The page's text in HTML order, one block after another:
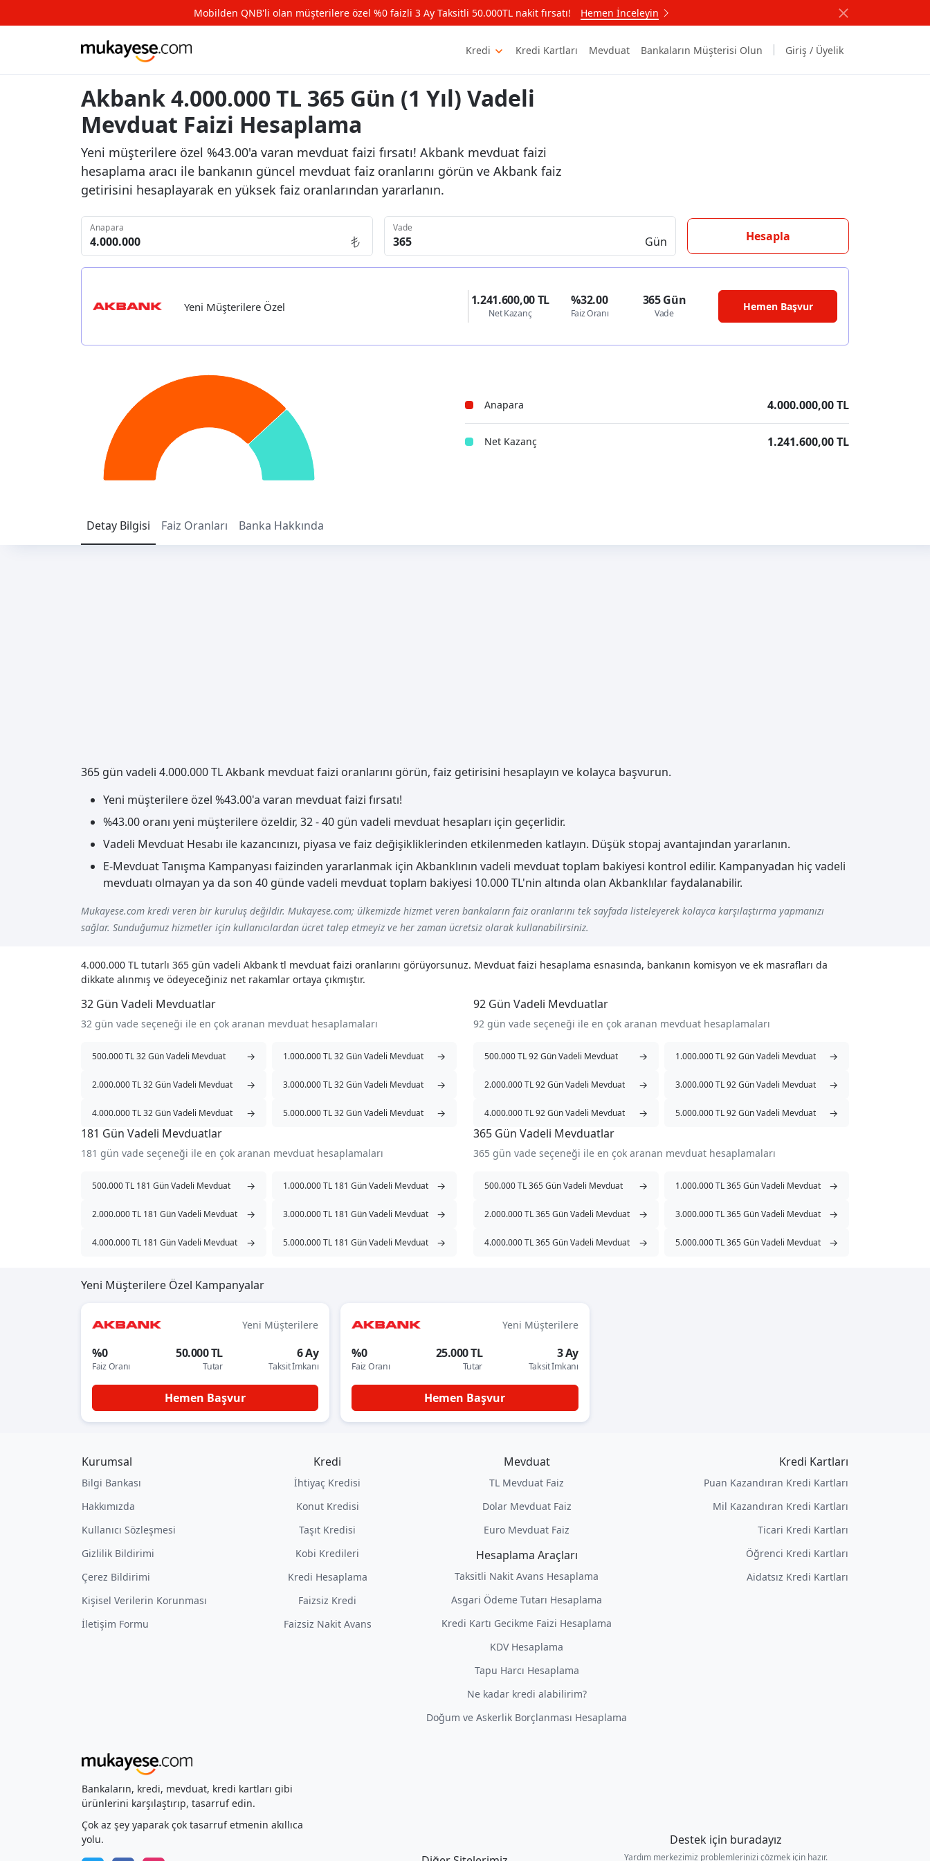
Mobilden QNB'li olan müşterilere özel %0 faizli 3 Ay Taksitli 50.000TL nakit fırsatı! Hemen İnceleyin
Kredi Kredi Kartları Mevduat Bankaların Müşterisi Olun Giriş / Üyelik
Akbank 4.000.000 TL 365 Gün (1 Yıl) Vadeli
Mevduat Faizi Hesaplama
Yeni müşterilere özel %43.00'a varan mevduat faizi fırsatı! Akbank mevduat faizi
hesaplama aracı ile bankanın güncel mevduat faiz oranlarını görün ve Akbank faiz
getirisini hesaplayarak en yüksek faiz oranlarından yararlanın.
Anapara Vade
Gün Hesapla
Yeni Müşterilere Özel 1.241.600,00 TL
Net Kazanç
%32.00
Faiz Oranı
365 Gün
Vade Hemen Başvur
Anapara 4.000.000,00 TL
Net Kazanç 1.241.600,00 TL
Detay Bilgisi Faiz Oranları Banka Hakkında
365 gün vadeli 4.000.000 TL Akbank mevduat faizi oranlarını görün, faiz getirisini hesaplayın ve kolayca başvurun.
Yeni müşterilere özel %43.00'a varan mevduat faizi fırsatı!
%43.00 oranı yeni müşterilere özeldir, 32 - 40 gün vadeli mevduat hesapları için geçerlidir.
Vadeli Mevduat Hesabı ile kazancınızı, piyasa ve faiz değişikliklerinden etkilenmeden katlayın. Düşük stopaj avantajından yararlanın.
E-Mevduat Tanışma Kampanyası faizinden yararlanmak için Akbanklının vadeli mevduat toplam bakiyesi kontrol edilir. Kampanyadan hiç vadeli
mevduatı olmayan ya da son 40 günde vadeli mevduat toplam bakiyesi 10.000 TL'nin altında olan Akbanklılar faydalanabilir.
Mukayese.com kredi veren bir kuruluş değildir. Mukayese.com; ülkemizde hizmet veren bankaların faiz oranlarını tek sayfada listeleyerek kolayca karşılaştırma yapmanızı
sağlar. Sunduğumuz hizmetler için kullanıcılardan ücret talep etmeyiz ve her zaman ücretsiz olarak kullanabilirsiniz.
4.000.000 TL tutarlı 365 gün vadeli Akbank tl mevduat faizi oranlarını görüyorsunuz. Mevduat faizi hesaplama esnasında, bankanın komisyon ve ek masrafları da
dikkate alınmış ve ödeyeceğiniz net rakamlar ortaya çıkmıştır.
32 Gün Vadeli Mevduatlar
32 gün vade seçeneği ile en çok aranan mevduat hesaplamaları
500.000 TL 32 Gün Vadeli Mevduat → 1.000.000 TL 32 Gün Vadeli Mevduat →
2.000.000 TL 32 Gün Vadeli Mevduat → 3.000.000 TL 32 Gün Vadeli Mevduat →
4.000.000 TL 32 Gün Vadeli Mevduat → 5.000.000 TL 32 Gün Vadeli Mevduat →
92 Gün Vadeli Mevduatlar
92 gün vade seçeneği ile en çok aranan mevduat hesaplamaları
500.000 TL 92 Gün Vadeli Mevduat → 1.000.000 TL 92 Gün Vadeli Mevduat →
2.000.000 TL 92 Gün Vadeli Mevduat → 3.000.000 TL 92 Gün Vadeli Mevduat →
4.000.000 TL 92 Gün Vadeli Mevduat → 5.000.000 TL 92 Gün Vadeli Mevduat →
181 Gün Vadeli Mevduatlar
181 gün vade seçeneği ile en çok aranan mevduat hesaplamaları
500.000 TL 181 Gün Vadeli Mevduat → 1.000.000 TL 181 Gün Vadeli Mevduat →
2.000.000 TL 181 Gün Vadeli Mevduat → 3.000.000 TL 181 Gün Vadeli Mevduat →
4.000.000 TL 181 Gün Vadeli Mevduat → 5.000.000 TL 181 Gün Vadeli Mevduat →
365 Gün Vadeli Mevduatlar
365 gün vade seçeneği ile en çok aranan mevduat hesaplamaları
500.000 TL 365 Gün Vadeli Mevduat → 1.000.000 TL 365 Gün Vadeli Mevduat →
2.000.000 TL 365 Gün Vadeli Mevduat → 3.000.000 TL 365 Gün Vadeli Mevduat →
4.000.000 TL 365 Gün Vadeli Mevduat → 5.000.000 TL 365 Gün Vadeli Mevduat →
Yeni Müşterilere Özel Kampanyalar
Yeni Müşterilere
%0
Faiz Oranı
50.000 TL
Tutar
6 Ay
Taksit İmkanı
Hemen Başvur
Yeni Müşterilere
%0
Faiz Oranı
25.000 TL
Tutar
3 Ay
Taksit İmkanı
Hemen Başvur
Kurumsal
Bilgi Bankası
Hakkımızda
Kullanıcı Sözleşmesi
Gizlilik Bildirimi
Çerez Bildirimi
Kişisel Verilerin Korunması
İletişim Formu
Kredi
İhtiyaç Kredisi
Konut Kredisi
Taşıt Kredisi
Kobi Kredileri
Kredi Hesaplama
Faizsiz Kredi
Faizsiz Nakit Avans
Mevduat
TL Mevduat Faiz
Dolar Mevduat Faiz
Euro Mevduat Faiz
Hesaplama Araçları
Taksitli Nakit Avans Hesaplama
Asgari Ödeme Tutarı Hesaplama
Kredi Kartı Gecikme Faizi Hesaplama
KDV Hesaplama
Tapu Harcı Hesaplama
Ne kadar kredi alabilirim?
Doğum ve Askerlik Borçlanması Hesaplama
Kredi Kartları
Puan Kazandıran Kredi Kartları
Mil Kazandıran Kredi Kartları
Ticari Kredi Kartları
Öğrenci Kredi Kartları
Aidatsız Kredi Kartları
Bankaların, kredi, mevduat, kredi kartları gibi
ürünlerini karşılaştırıp, tasarruf edin.
Çok az şey yaparak çok tasarruf etmenin akıllıca
yolu.
Destek için buradayız
Yardım merkezimiz problemlerinizi çözmek için hazır.